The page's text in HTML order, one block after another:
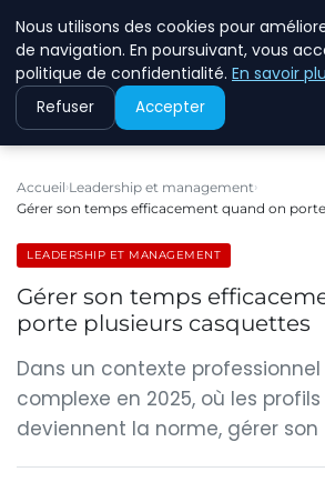
Accueil Leadership et management
Gérer son temps efficacement quand on
LEADERSHIP ET MANAGEMENT
Gérer son temps
porte plusieurs casquettes
Dans un contexte
complexe en 2025, où les
deviennent la norme, gérer son
Nous utilisons des cookies pour
de navigation. En poursuivant, vous
politique de confidentialité. En savoir
Refuser Accepter